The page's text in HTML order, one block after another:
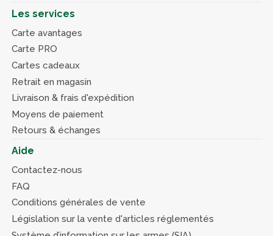
Les services
Carte avantages
Carte PRO
Cartes cadeaux
Retrait en magasin
Livraison & frais d'expédition
Moyens de paiement
Retours & échanges
Aide
Contactez-nous
FAQ
Conditions générales de vente
Législation sur la vente d'articles réglementés